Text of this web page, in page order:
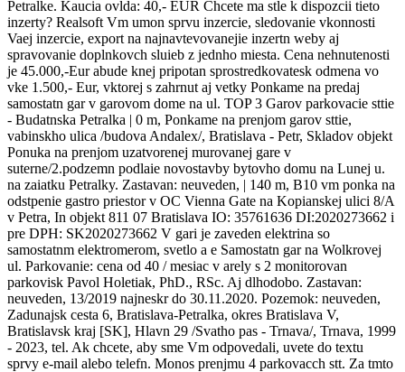
Petralke. Kaucia ovlda: 40,- EUR Chcete ma stle k dispozcii tieto
inzerty? Realsoft Vm umon sprvu inzercie, sledovanie vkonnosti
Vaej inzercie, export na najnavtevovanejie inzertn weby aj
spravovanie doplnkovch sluieb z jednho miesta. Cena nehnutenosti
je 45.000,-Eur abude knej pripotan sprostredkovatesk odmena vo
vke 1.500,- Eur, vktorej s zahrnut aj vetky Ponkame na predaj
samostatn gar v garovom dome na ul. TOP 3 Garov parkovacie sttie
- Budatnska Petralka | 0 m, Ponkame na prenjom garov sttie,
vabinskho ulica /budova Andalex/, Bratislava - Petr, Skladov objekt
Ponuka na prenjom uzatvorenej murovanej gare v
suterne/2.podzemn podlaie novostavby bytovho domu na Lunej u.
na zaiatku Petralky. Zastavan: neuveden, | 140 m, B10 vm ponka na
odstpenie gastro priestor v OC Vienna Gate na Kopianskej ulici 8/A
v Petra, In objekt 811 07 Bratislava IO: 35761636 DI:2020273662 i
pre DPH: SK2020273662 V gari je zaveden elektrina so
samostatnm elektromerom, svetlo a e Samostatn gar na Wolkrovej
ul. Parkovanie: cena od 40 / mesiac v arely s 2 monitorovan
parkovisk Pavol Holetiak, PhD., RSc. Aj dlhodobo. Zastavan:
neuveden, 13/2019 najneskr do 30.11.2020. Pozemok: neuveden,
Zadunajsk cesta 6, Bratislava-Petralka, okres Bratislava V,
Bratislavsk kraj [SK], Hlavn 29 /Svatho pas - Trnava/, Trnava, 1999
- 2023, tel. Ak chcete, aby sme Vm odpovedali, uvete do textu
sprvy e-mail alebo telefn. Monos prenjmu 4 parkovacch stt. Za tmto